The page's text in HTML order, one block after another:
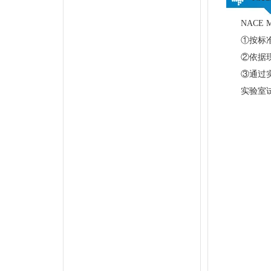
NACE
①按标准
②依据现
③通过实
实验室试